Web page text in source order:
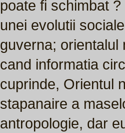
poate fi schimbat
unei evolutii
guverna; orientalul
cand informatia
cuprinde, Orientul
stapanaire a
antropologie, dar